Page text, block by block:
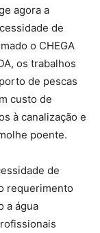
agora a
de
o CHEGA
os trabalhos
de pescas
custo de
à canalização e
poente.
de
requerimento
a água